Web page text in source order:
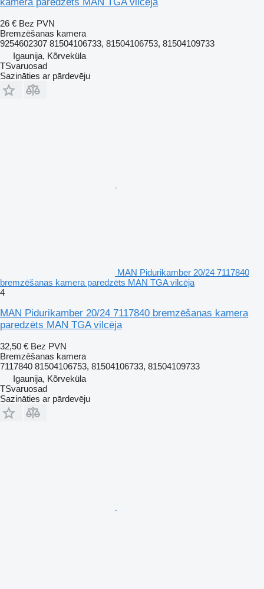
26 € Bez PVN
Bremzēšanas kamera
9254602307 81504106733, 81504106753, 81504109733
Igaunija, Kõrveküla
TSvaruosad
Sazināties ar pārdevēju
MAN Pidurikamber 20/24 7117840
bremzēšanas kamera paredzēts MAN TGA vilcēja
4
MAN Pidurikamber 20/24 7117840 bremzēšanas kamera
paredzēts MAN TGA vilcēja
32,50 € Bez PVN
Bremzēšanas kamera
7117840 81504106753, 81504106733, 81504109733
Igaunija, Kõrveküla
TSvaruosad
Sazināties ar pārdevēju